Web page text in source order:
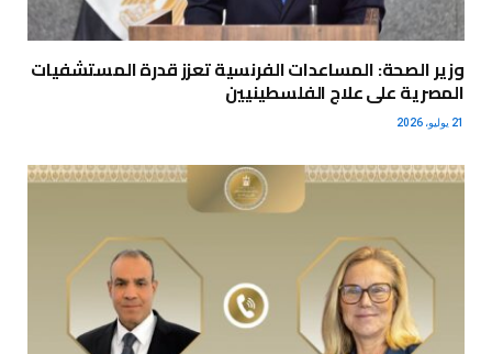
وزير الصحة: المساعدات الفرنسية تعزز قدرة المستشفيات
المصرية على علاج الفلسطينيين
21 يوليو، 2026